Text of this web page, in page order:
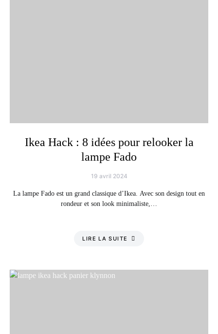
Ikea Hack : 8 idées pour relooker la
lampe Fado
19 avril 2024
La lampe Fado est un grand classique d’Ikea. Avec son design tout en
rondeur et son look minimaliste,…
LIRE LA SUITE